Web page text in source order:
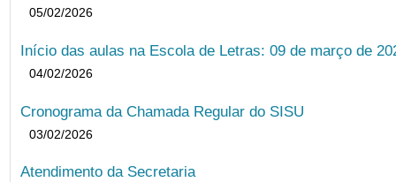
05/02/2026
Início das aulas na Escola de Letras: 09 de março de
04/02/2026
Cronograma da Chamada Regular do SISU
03/02/2026
Atendimento da Secretaria